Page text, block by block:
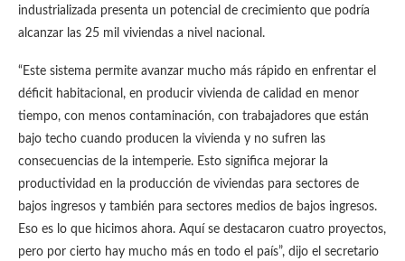
industrializada presenta un potencial de crecimiento que podría
alcanzar las 25 mil viviendas a nivel nacional.
“Este sistema permite avanzar mucho más rápido en enfrentar el
déficit habitacional, en producir vivienda de calidad en menor
tiempo, con menos contaminación, con trabajadores que están
bajo techo cuando producen la vivienda y no sufren las
consecuencias de la intemperie. Esto significa mejorar la
productividad en la producción de viviendas para sectores de
bajos ingresos y también para sectores medios de bajos ingresos.
Eso es lo que hicimos ahora. Aquí se destacaron cuatro proyectos,
pero por cierto hay mucho más en todo el país”, dijo el secretario